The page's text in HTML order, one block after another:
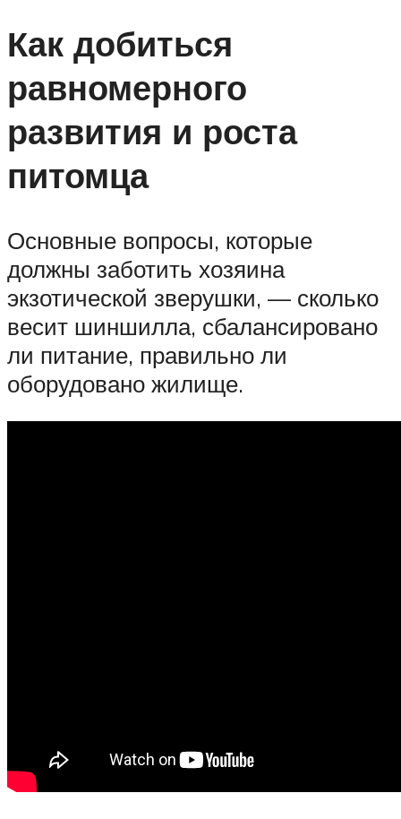
Как добиться
равномерного
развития и роста
питомца
Основные вопросы, которые
должны заботить хозяина
экзотической зверушки, — сколько
весит шиншилла, сбалансировано
ли питание, правильно ли
оборудовано жилище.